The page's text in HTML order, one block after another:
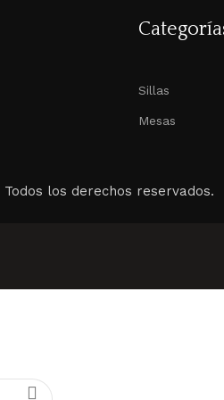
Sillas
Mesas
Todos los derechos reservados.